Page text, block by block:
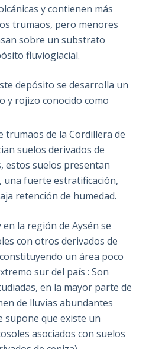
y contienen más
trumaos, pero menores
sobre un substrato
fluvioglacial.
depósito se desarrolla un
y rojizo conocido como
trumaos de la Cordillera de
suelos derivados de
estos suelos presentan
una fuerte estratificación,
retención de humedad.
la región de Aysén se
con otros derivados de
un área poco
sur del país : Son
en la mayor parte de
de lluvias abundantes
supone que existe un
asociados con suelos